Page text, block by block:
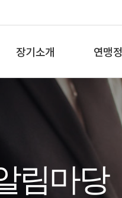
장기소개 연맹
프로
아마
장기대
자
림마당